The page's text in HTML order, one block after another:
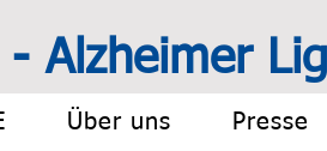
- Alzheimer
Über uns Presse